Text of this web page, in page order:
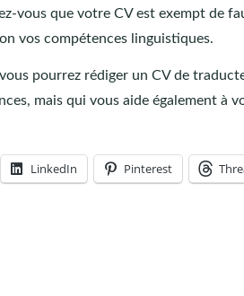
vous que votre CV est exempt de
vos compétences linguistiques.
pourrez rédiger un CV de
mais qui vous aide également à
LinkedIn Pinterest